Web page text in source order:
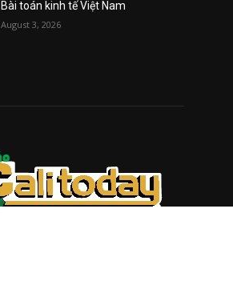
Bài toán kinh tế Việt Nam
August 3, 2026